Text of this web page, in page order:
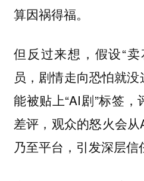
算因祸得福。
但反过来想，假设“
员，剧情走向恐怕就
能被贴上“AI剧”标签
差评，观众的怒火会
乃至平台，引发深层信